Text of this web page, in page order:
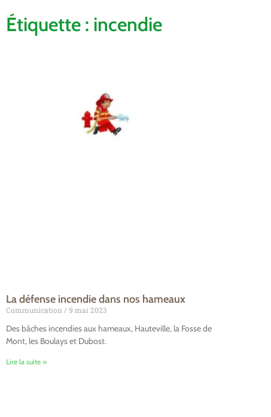
Étiquette : incendie
La défense incendie dans nos hameaux
Communication 9 mai 2023
Des bâches incendies aux hameaux, Hauteville, la Fosse de
Mont, les Boulays et Dubost.
Lire la suite »